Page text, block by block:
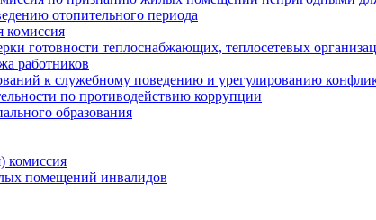
отопительного периода
комиссия
готовности теплоснабжающих, теплосетевых
работников
к служебному поведению и урегулированию
по противодействию коррупции
образования
комиссия
помещений инвалидов